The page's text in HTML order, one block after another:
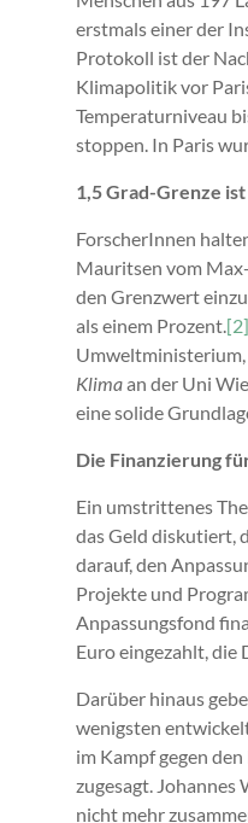
erstmals einer der
Protokoll ist der
Klimapolitik vor
Temperaturniveau
stoppen. In Paris
1,5 Grad-Grenze
ForscherInnen
Mauritsen vom
den Grenzwert
als einem Prozent.[2]
Umweltministerium,
Klimaan der Uni
eine solide
Die Finanzierung
Ein umstrittenes
das Geld diskutiert,
darauf, den
Projekte und
Anpassungsfond
Euro eingezahlt, die
Darüber hinaus
wenigsten
im Kampf gegen
zugesagt. Johannes
nicht mehr